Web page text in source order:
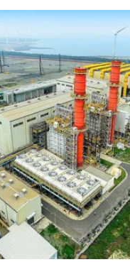
魚腥惡臭，居民受不了
，研判是天氣炎熱高溫
水深不夠，該局近年進
岸工程，將礫石採斜坡